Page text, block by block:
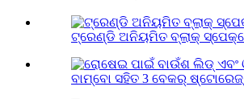
ଟ୍ରେଣ୍ଡି ଅନିୟମିତ ବ୍ଲାକ୍
ବାମ୍ବୋ ସହିତ 3 ବେକର୍